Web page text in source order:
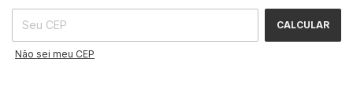
CALCULAR
Não sei meu CEP